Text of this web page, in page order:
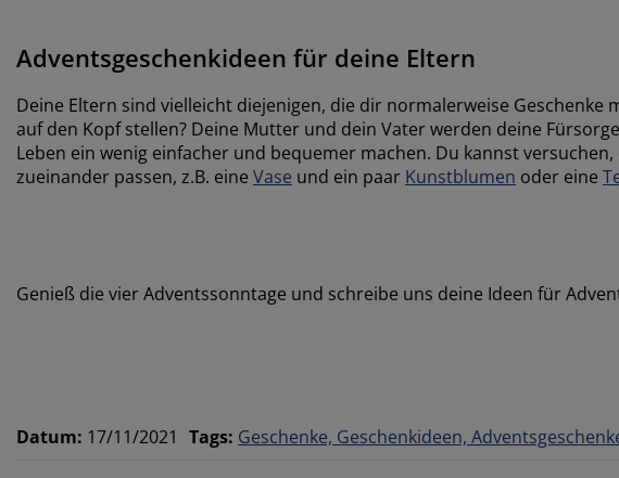
Adventsgeschenkideen für deine Eltern
Deine Eltern sind vielleicht diejenigen, die dir normalerweise
auf den Kopf stellen? Deine Mutter und dein Vater werden deine
Leben ein wenig einfacher und bequemer machen. Du kannst
zueinander passen, z.B. eine Vase und ein paar Kunstblumen oder eine
Genieß die vier Adventssonntage und schreibe uns deine Ideen für
Datum: 17/11/2021 Tags: Geschenke, Geschenkideen,